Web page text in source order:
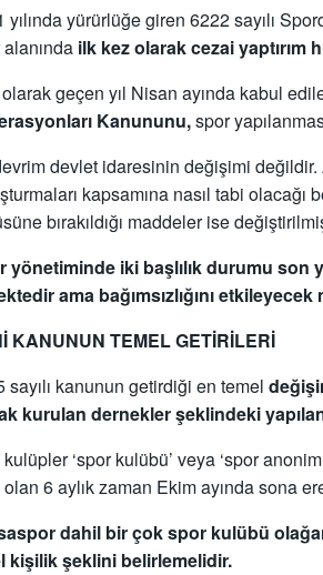
yılında yürürlüğe giren 6222 sayılı
ilk kez olarak cezai
geçen yıl Nisan ayında kabul
Kanununu,spor
devlet idaresinin değişimi
kapsamına nasıl tabi
bırakıldığı maddeler ise
yönetiminde iki başlılık durumu son
ama bağımsızlığını
KANUNUN TEMEL GETİRİLERİ
sayılı kanunun getirdiği en temel
kurulan dernekler şeklindeki
‘spor kulübü’ veya ‘spor
6 aylık zaman Ekim ayında sona
dahil bir çok spor kulübü
kişilik şeklini belirlemelidir.